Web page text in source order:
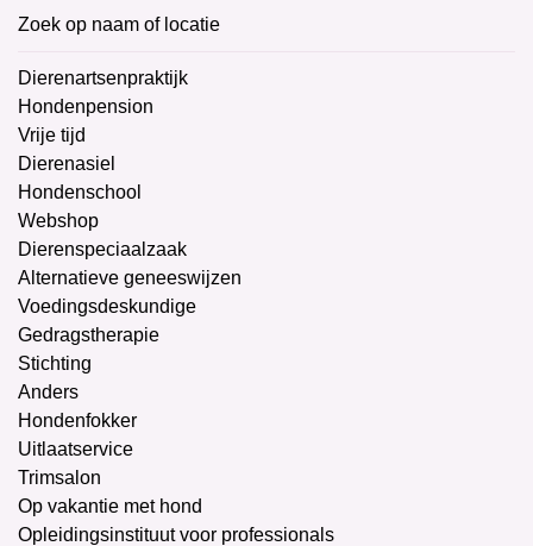
Zoek op naam of locatie
Dierenartsenpraktijk
Hondenpension
Vrije tijd
Dierenasiel
Hondenschool
Webshop
Dierenspeciaalzaak
Alternatieve geneeswijzen
Voedingsdeskundige
Gedragstherapie
Stichting
Anders
Hondenfokker
Uitlaatservice
Trimsalon
Op vakantie met hond
Opleidingsinstituut voor professionals